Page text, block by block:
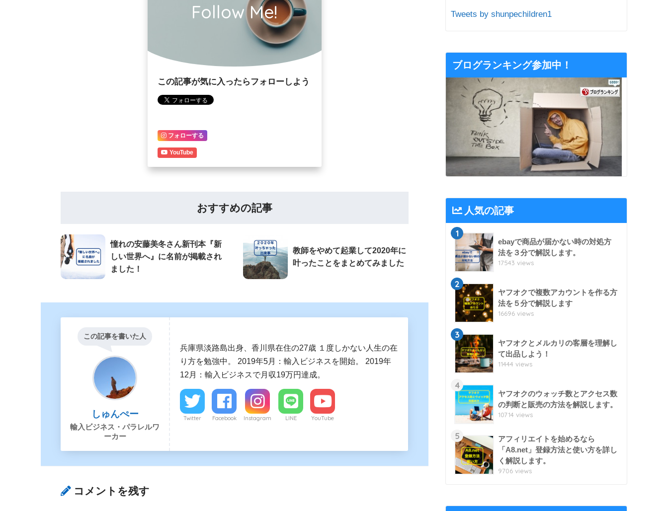
Follow Me!
この記事が気に入ったらフォローしよう
フォローする
YouTube
おすすめの記事
憧れの安藤美冬さん新刊本『新
しい世界へ』に名前が掲載され
ました！
教師をやめて起業して2020年に
叶ったことをまとめてみました
この記事を書いた人
しゅんぺー
輸入ビジネス・パラレルワ
ーカー
兵庫県淡路島出身、香川県在住の27歳 １度しかない人生の在
り方を勉強中。 2019年5月：輸入ビジネスを開始。 2019年
12月：輸入ビジネスで月収19万円達成。
Twitter Facebook Instagram LINE YouTube
コメントを残す
Tweets by shunpechildren1
ブログランキング参加中！
人気の記事
1
ebayで商品が届かない時の対処方
法を３分で解説します。
17543 views
2
ヤフオクで複数アカウントを作る方
法を５分で解説します
16696 views
3
ヤフオクとメルカリの客層を理解し
て出品しよう！
11444 views
4
ヤフオクのウォッチ数とアクセス数
の判断と販売の方法を解説します。
10714 views
5
アフィリエイトを始めるなら
「A8.net」登録方法と使い方を詳し
く解説します。
9706 views